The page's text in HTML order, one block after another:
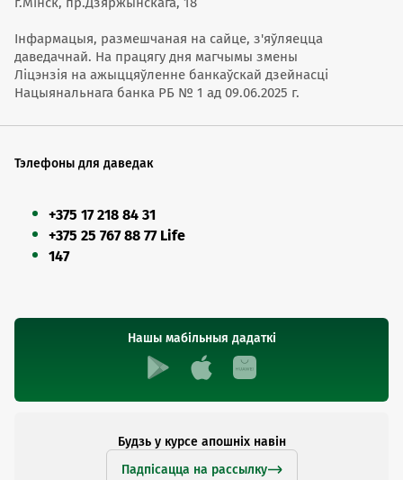
Інфармацыя, размешчаная на сайце, з'яўляецца
даведачнай. На працягу дня магчымы змены
Ліцэнзія на ажыццяўленне банкаўскай дзейнасці
Нацыянальнага банка РБ № 1 ад 09.06.2025 г.
Тэлефоны для даведак
+375 17 218 84 31
+375 25 767 88 77 Life
147
Нашы мабільныя дадаткі
Будзь у курсе апошніх навін
Падпісацца на рассылку